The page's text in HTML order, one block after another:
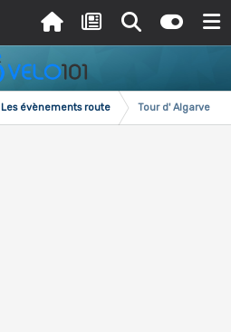
Les évènements route Tour d' Algarve -